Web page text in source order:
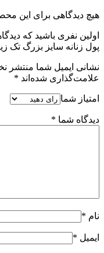
هیچ دیدگاهی برای این
پول زنانه سایز بزرگ تک
نشانی ایمیل شما منتشر
علامت‌گذاری شده‌اند *
امتیاز شما
دیدگاه شما *
نام *
ایمیل *